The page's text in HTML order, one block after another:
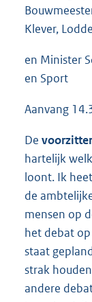
Klever,
en Minister
en Sport
Aanvang
De voorzitter
hartelijk
loont. Ik
de
mensen op
het debat
staat
strak
andere